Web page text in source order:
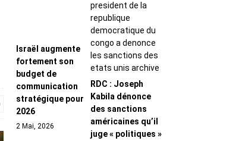
Israël augmente
fortement son
budget de
communication
stratégique pour
2026
2 Mai, 2026
RDC : Joseph
Kabila dénonce
des sanctions
américaines qu’il
juge « politiques »